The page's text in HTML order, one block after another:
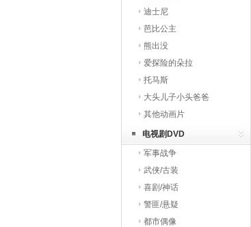
迪士尼
芭比公主
熊出没
爱探险的朵拉
托马斯
大头儿子小头爸爸
其他动画片
电视剧DVD
军事战争
武侠/古装
喜剧/神话
警匪/悬疑
都市偶像